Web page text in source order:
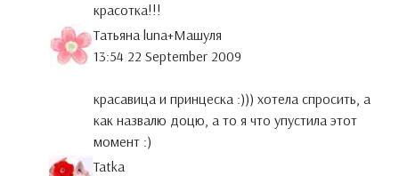
красотка!!!
Татьяна luna+Maшуля
13:54 22 September 2009
красавица и принцеска :))) хотела спросить, а
как назвалю доцю, а то я что упустила этот
момент :)
Tatka